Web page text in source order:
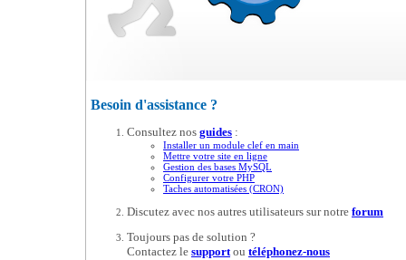
Besoin d'assistance ?
Consultez nos guides :
Installer un module clef en main
Mettre votre site en ligne
Gestion des bases MySQL
Configurer votre PHP
Taches automatisées (CRON)
Discutez avec nos autres utilisateurs sur notre forum
Toujours pas de solution ?
Contactez le supportou téléphonez-nous